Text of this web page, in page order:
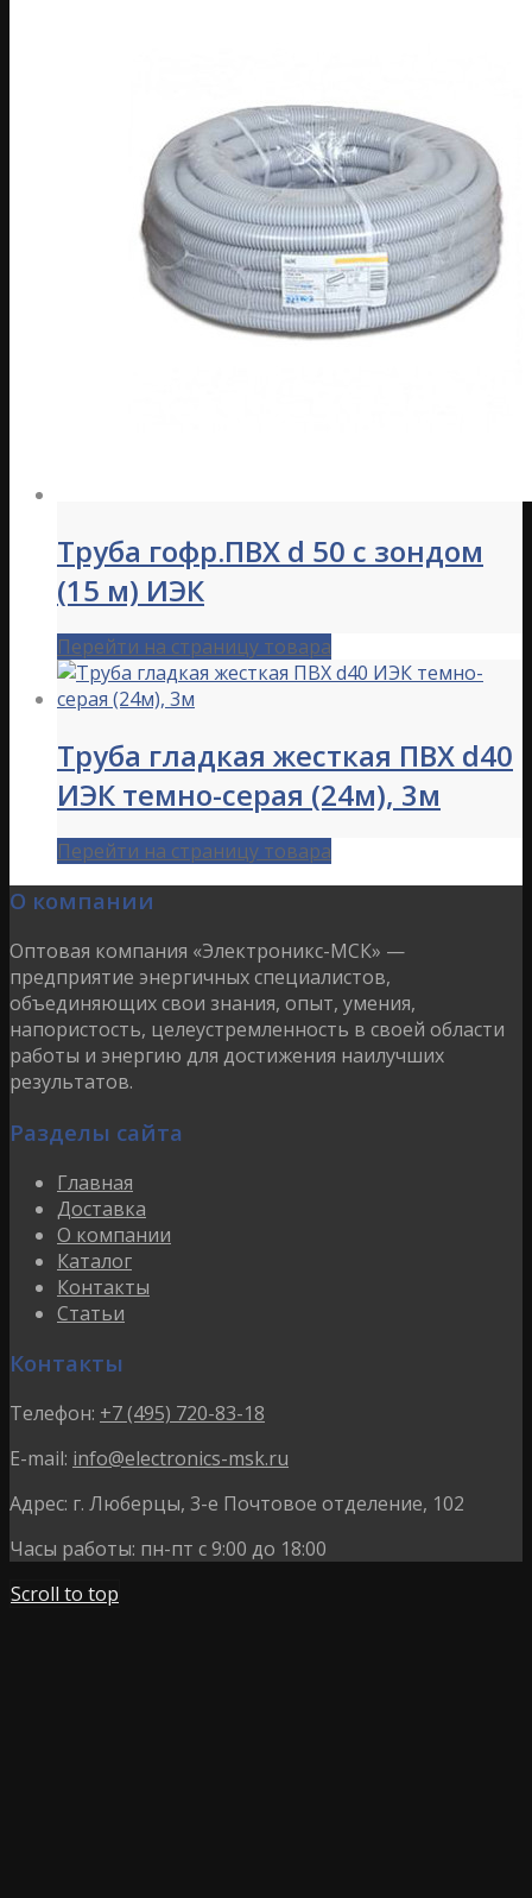
Труба гофр.ПВХ d 50 с зондом
(15 м) ИЭК
Перейти на страницу товара
Труба гладкая жесткая ПВХ d40
ИЭК темно-серая (24м), 3м
Перейти на страницу товара
О компании
Оптовая компания «Электроникс-МСК» —
предприятие энергичных специалистов,
объединяющих свои знания, опыт, умения,
напористость, целеустремленность в своей области
работы и энергию для достижения наилучших
результатов.
Разделы сайта
Главная
Доставка
О компании
Каталог
Контакты
Статьи
Контакты
Телефон: +7 (495) 720-83-18
E-mail: info@electronics-msk.ru
Адрес: г. Люберцы, 3-е Почтовое отделение, 102
Часы работы: пн-пт с 9:00 до 18:00
Scroll to top